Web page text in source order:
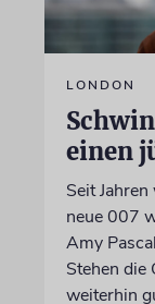
LONDON
einen
Seit
neue 007
Amy
Stehen die
weiterhin